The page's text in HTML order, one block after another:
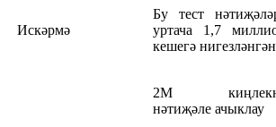
Искәрмә
Бу тест
уртача 1,7
кешегә
2М
нәтиҗәле ачыклау